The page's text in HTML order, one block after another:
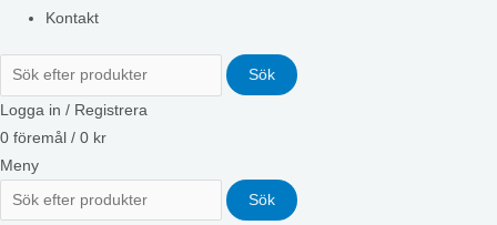
Kontakt
Sök
Logga in / Registrera
0 föremål / 0 kr
Meny
Sök